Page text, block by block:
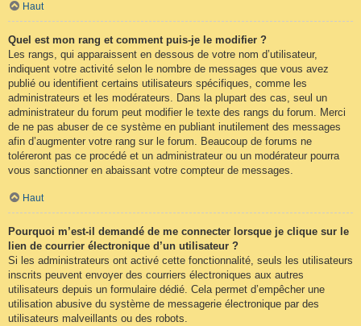
Haut
Quel est mon rang et comment puis-je le modifier ?
Les rangs, qui apparaissent en dessous de votre nom d’utilisateur,
indiquent votre activité selon le nombre de messages que vous avez
publié ou identifient certains utilisateurs spécifiques, comme les
administrateurs et les modérateurs. Dans la plupart des cas, seul un
administrateur du forum peut modifier le texte des rangs du forum. Merci
de ne pas abuser de ce système en publiant inutilement des messages
afin d’augmenter votre rang sur le forum. Beaucoup de forums ne
toléreront pas ce procédé et un administrateur ou un modérateur pourra
vous sanctionner en abaissant votre compteur de messages.
Haut
Pourquoi m’est-il demandé de me connecter lorsque je clique sur le
lien de courrier électronique d’un utilisateur ?
Si les administrateurs ont activé cette fonctionnalité, seuls les utilisateurs
inscrits peuvent envoyer des courriers électroniques aux autres
utilisateurs depuis un formulaire dédié. Cela permet d’empêcher une
utilisation abusive du système de messagerie électronique par des
utilisateurs malveillants ou des robots.